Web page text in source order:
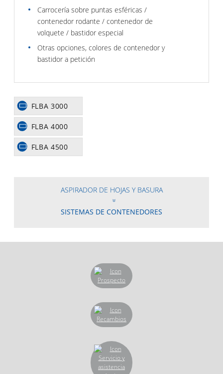
Carrocería sobre puntas esféricas /
contenedor rodante / contenedor de
volquete / bastidor especial
Otras opciones, colores de contenedor y
bastidor a petición
FLBA 3000
FLBA 4000
FLBA 4500
ASPIRADOR DE HOJAS Y BASURA
SISTEMAS DE CONTENEDORES